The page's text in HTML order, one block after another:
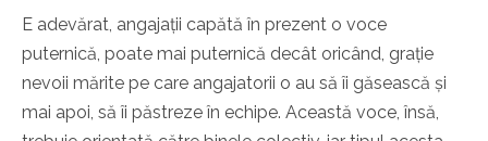
E adevărat, angajații capătă în prezent o voce
puternică, poate mai puternică decât oricând, grație
nevoii mărite pe care angajatorii o au să îi găsească și
mai apoi, să îi păstreze în echipe. Această voce, însă,